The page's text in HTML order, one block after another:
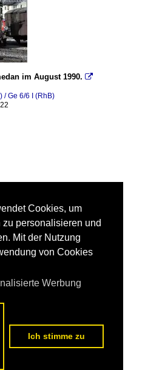
im August 1990. 
/ Ge 6/6 I (RhB)
Cookies, um
zu personalisieren und
Mit der Nutzung
von Cookies
Werbung
Ich stimme zu